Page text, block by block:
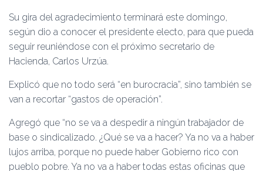
Su gira del agradecimiento terminará este domingo,
según dio a conocer el presidente electo, para que pueda
seguir reuniéndose con el próximo secretario de
Hacienda, Carlos Urzúa.
Explicó que no todo será “en burocracia”, sino también se
van a recortar “gastos de operación”.
Agregó que “no se va a despedir a ningún trabajador de
base o sindicalizado. ¿Qué se va a hacer? Ya no va a haber
lujos arriba, porque no puede haber Gobierno rico con
pueblo pobre. Ya no va a haber todas estas oficinas que